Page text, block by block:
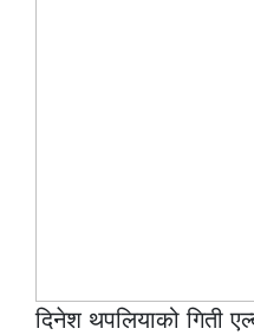
दिनेश थपलियाको गिती